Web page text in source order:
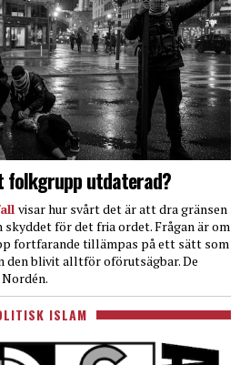
folkgrupp utdaterad?
visar hur svårt det är att dra gränsen
för det fria ordet. Frågan är om
fortfarande tillämpas på ett sätt som
blivit alltför oförutsägbar. De
ISLAM